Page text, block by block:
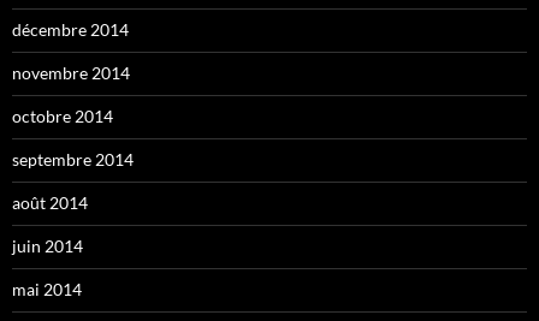
décembre 2014
novembre 2014
octobre 2014
septembre 2014
août 2014
juin 2014
mai 2014